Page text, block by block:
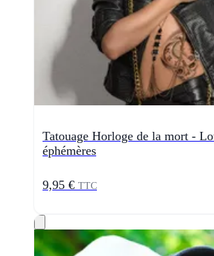
Tatouage Horloge de la mort -
éphémères
9,95 € TTC